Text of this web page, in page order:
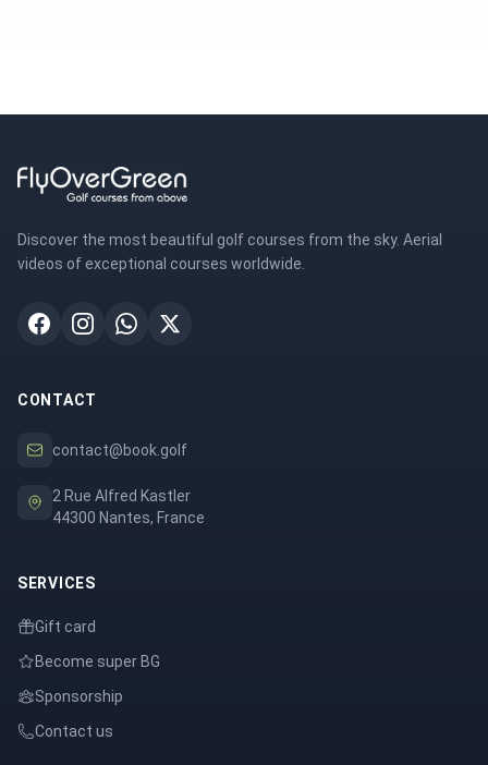
Discover the most beautiful golf courses from the sky. Aerial
videos of exceptional courses worldwide.
CONTACT
contact@book.golf
2 Rue Alfred Kastler
44300 Nantes, France
SERVICES
Gift card
Become super BG
Sponsorship
Contact us